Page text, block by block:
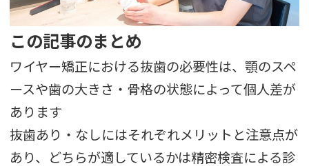
この記事のまとめ
ワイヤー矯正における抜歯の必要性は、顎のスペ
ースや歯の大きさ・骨格の状態によって個人差が
あります
抜歯あり・なしにはそれぞれメリットと注意点が
あり、どちらが適しているかは精密検査による診